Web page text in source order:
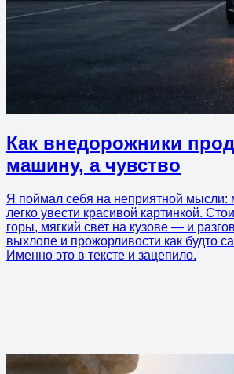
Как внедорожники
машину, а чувство
Я поймал себя на неприятной мысли:
легко увести красивой картинкой.
горы, мягкий свет на кузове — и
выхлопе и прожорливости как будто
Именно это в тексте и зацепило.